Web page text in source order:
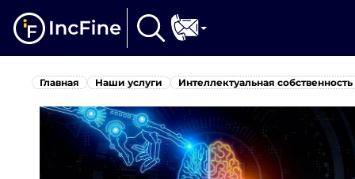
Главная Наши услуги Интеллектуальная собственность